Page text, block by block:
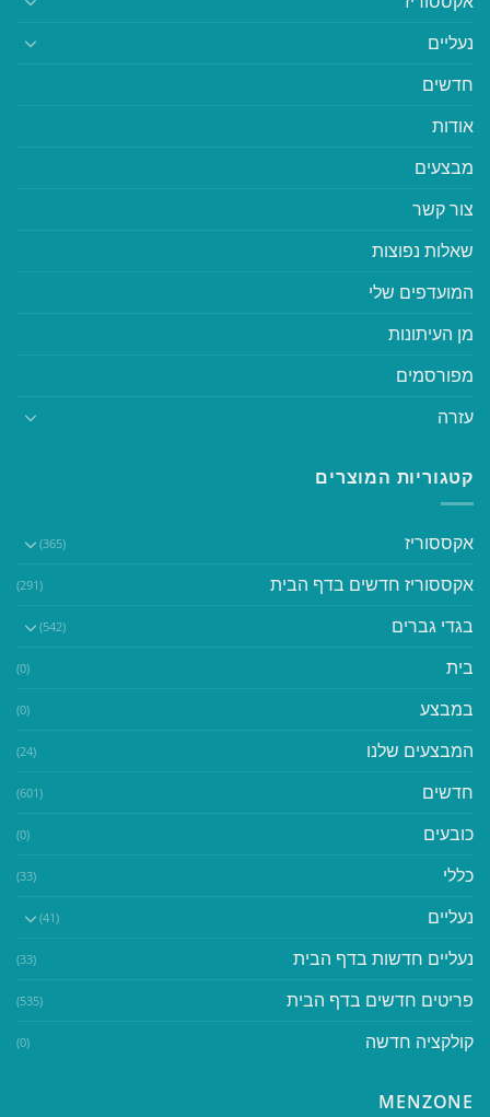
נעליים
חדשים
אודות
מבצעים
צור קשר
שאלות נפוצות
המועדפים שלי
מן העיתונות
מפורסמים
עזרה
קטגוריות המוצרים
אקססוריז (365)
אקססוריז חדשים בדף הבית (291)
בגדי גברים (542)
בית (0)
במבצע (0)
המבצעים שלנו (24)
חדשים (601)
כובעים (0)
כללי (33)
נעליים (41)
נעליים חדשות בדף הבית (33)
פריטים חדשים בדף הבית (535)
קולקציה חדשה (0)
MENZONE